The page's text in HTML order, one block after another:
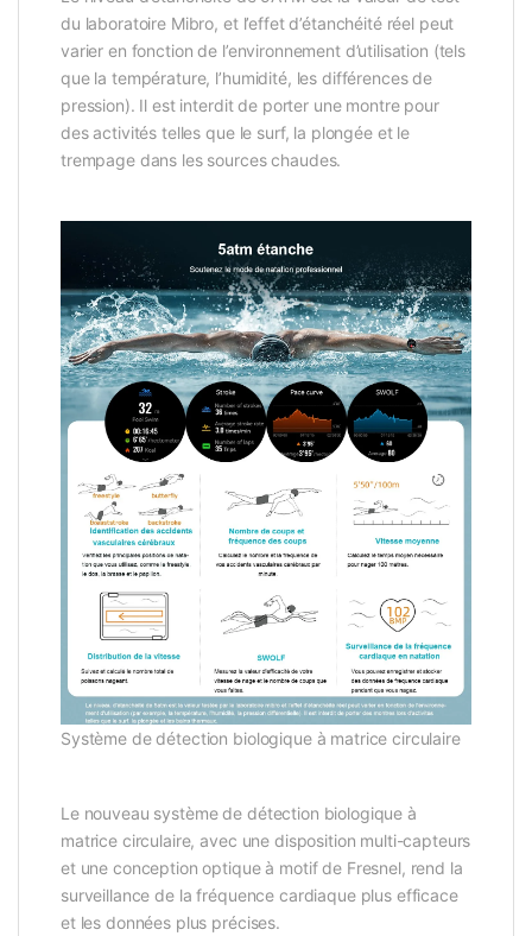
du laboratoire Mibro, et l’effet d’étanchéité réel peut
varier en fonction de l’environnement d’utilisation (tels
que la température, l’humidité, les différences de
pression). Il est interdit de porter une montre pour
des activités telles que le surf, la plongée et le
trempage dans les sources chaudes.
Système de détection biologique à matrice circulaire
Le nouveau système de détection biologique à
matrice circulaire, avec une disposition multi-capteurs
et une conception optique à motif de Fresnel, rend la
surveillance de la fréquence cardiaque plus efficace
et les données plus précises.